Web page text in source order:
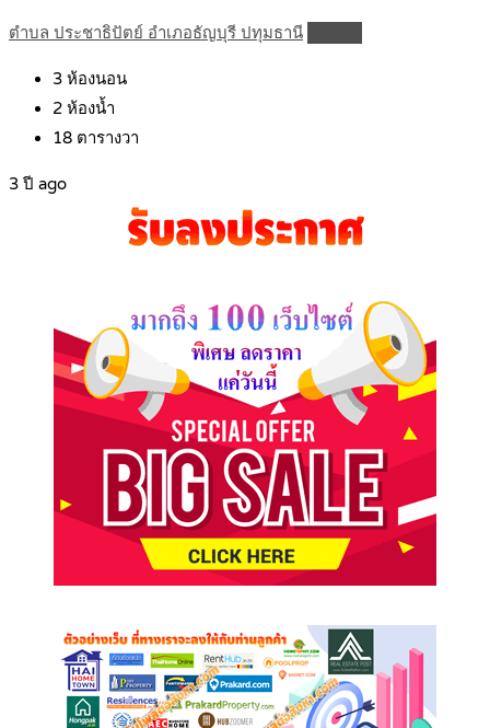
ตำบล ประชาธิปัตย์ อำเภอธัญบุรี ปทุมธานี
3 ห้องนอน
2 ห้องน้ำ
18 ตารางวา
3 ปี ago